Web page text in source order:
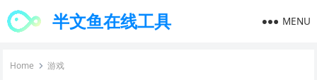
半文鱼在线工具 MENU
Home 游戏